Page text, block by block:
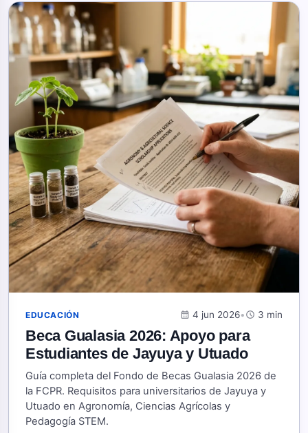
EDUCACIÓN calendar_month 4 jun 2026•schedule 3 min
Beca Gualasia 2026: Apoyo para
Estudiantes de Jayuya y Utuado
Guía completa del Fondo de Becas Gualasia 2026 de
la FCPR. Requisitos para universitarios de Jayuya y
Utuado en Agronomía, Ciencias Agrícolas y
Pedagogía STEM.